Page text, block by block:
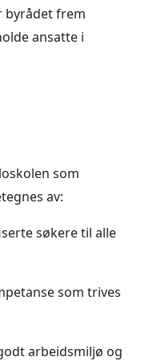
byrådet frem
ansatte i
som
av:
søkere til alle
som trives
arbeidsmiljø og